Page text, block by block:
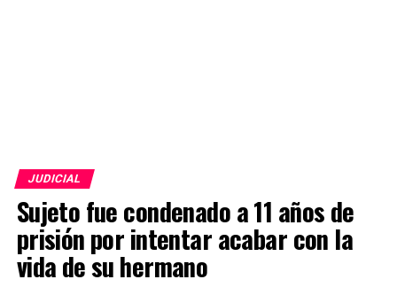
JUDICIAL
Sujeto fue condenado a 11 años de
prisión por intentar acabar con la
vida de su hermano